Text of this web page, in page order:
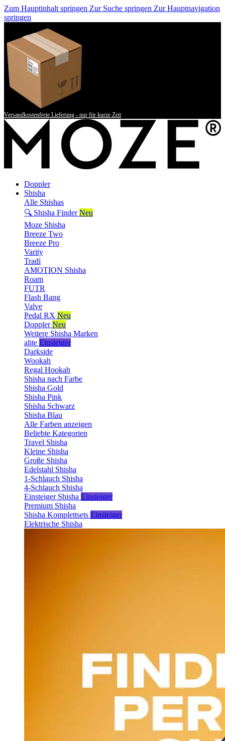
Zum Hauptinhalt springen Zur Suche springen Zur Hauptnavigation
springen
Versandkostenfreie Lieferung - nur für kurze Zeit
Doppler
Shisha
Alle Shishas
🔍 Shisha Finder Neu
Moze Shisha
Breeze Two
Breeze Pro
Varity
Tradi
AMOTION Shisha
Roam
FUTR
Flash Bang
Valve
Pedal RX Neu
Doppler Neu
Weitere Shisha Marken
alite Einsteiger
Darkside
Wookah
Regal Hookah
Shisha nach Farbe
Shisha Gold
Shisha Pink
Shisha Schwarz
Shisha Blau
Alle Farben anzeigen
Beliebte Kategorien
Travel Shisha
Kleine Shisha
Große Shisha
Edelstahl Shisha
1-Schlauch Shisha
4-Schlauch Shisha
Einsteiger Shisha Einsteiger
Premium Shisha
Shisha Komplettsets Einsteiger
Elektrische Shisha